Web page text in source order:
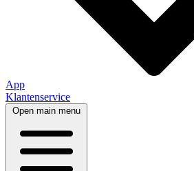
App
Klantenservice
Open main menu